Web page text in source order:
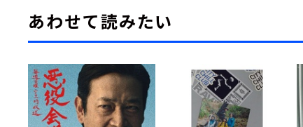
あわせて読みたい